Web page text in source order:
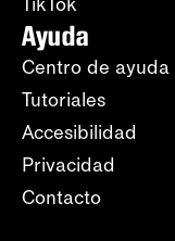
Ayuda
Centro de ayuda
Tutoriales
Accesibilidad
Privacidad
Contacto